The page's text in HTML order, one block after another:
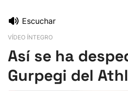
Pelota
Escuchar
VÍDEO ÍNTEGRO
Así se ha
Gurpegi del